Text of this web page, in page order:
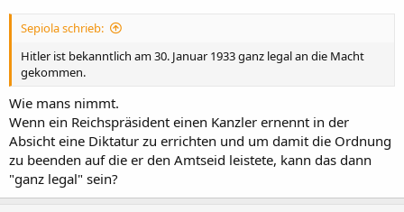
Sepiola schrieb:
Hitler ist bekanntlich am 30. Januar 1933 ganz legal an die Macht
gekommen.
Wie mans nimmt.
Wenn ein Reichspräsident einen Kanzler ernennt in der
Absicht eine Diktatur zu errichten und um damit die Ordnung
zu beenden auf die er den Amtseid leistete, kann das dann
"ganz legal" sein?